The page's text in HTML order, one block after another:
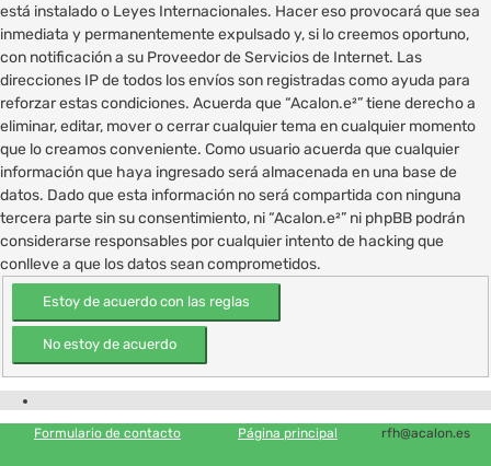
está instalado o Leyes Internacionales. Hacer eso provocará que sea
inmediata y permanentemente expulsado y, si lo creemos oportuno,
con notificación a su Proveedor de Servicios de Internet. Las
direcciones IP de todos los envíos son registradas como ayuda para
reforzar estas condiciones. Acuerda que “Acalon.e²” tiene derecho a
eliminar, editar, mover o cerrar cualquier tema en cualquier momento
que lo creamos conveniente. Como usuario acuerda que cualquier
información que haya ingresado será almacenada en una base de
datos. Dado que esta información no será compartida con ninguna
tercera parte sin su consentimiento, ni “Acalon.e²” ni phpBB podrán
considerarse responsables por cualquier intento de hacking que
conlleve a que los datos sean comprometidos.
Formulario de contacto Página principal rfh@acalon.es